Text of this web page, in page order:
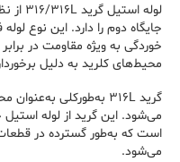
جایگاه دوم را دارد. این نوع
خوردگی به ویژه مقاومت در
محیط‌های کلرید به دلیل
می‌شود. این گرید از لوله
است که به‌طور گسترده در
می‌شود.